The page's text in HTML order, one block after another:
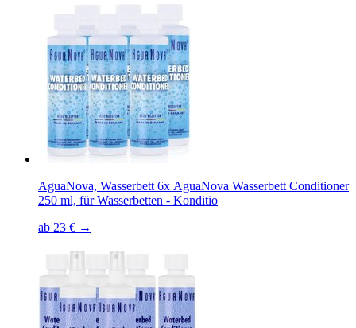
AguaNova, Wasserbett 6x AguaNova Wasserbett Conditioner
250 ml, für Wasserbetten - Konditio
ab 23 € →